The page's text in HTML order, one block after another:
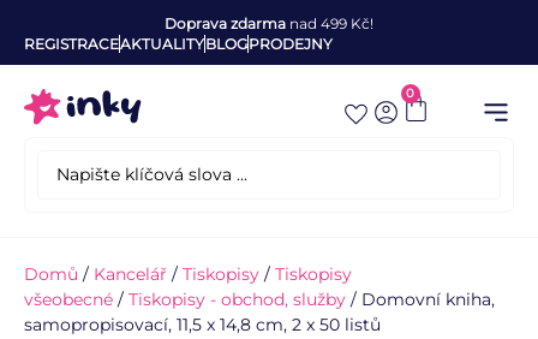
Doprava zdarma nad 499 Kč!
REGISTRACEAKTUALITYBLOGPRODEJNY
0
Domů / Kancelář / Tiskopisy / Tiskopisy
všeobecné / Tiskopisy - obchod, služby / Domovní kniha,
samopropisovací, 11,5 x 14,8 cm, 2 x 50 listů